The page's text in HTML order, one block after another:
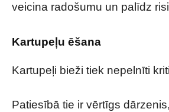
veicina radošumu un palīdz
Kartupeļu ēšana
Kartupeļi bieži tiek nepelnīti
Patiesībā tie ir vērtīgs